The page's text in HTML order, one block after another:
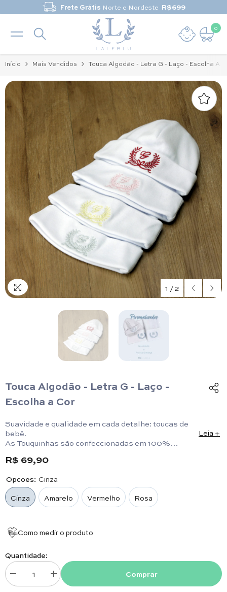
Pular para o conteúdo
Frete Grátis Norte e Nordeste R$699
0
0
Início Mais Vendidos Touca Algodão - Letra G - Laço - Escolha A
1 / 2
Touca Algodão - Letra G - Laço -
Escolha a Cor
Suavidade e qualidade em cada detalhe: toucas de
bebê.
As Touquinhas são confeccionadas em 100%
seu bebê.
Leia +
R$ 69,90
Opcoes: Cinza
Cinza
Amarelo Vermelho Rosa
Como medir o produto
Quantidade:
Diminuir quantidade para Touca Algodão - Letra G - Laço - Escolha a Cor
Aumentar quantidade para Touca Algodão - Letra G - Laço
Comprar